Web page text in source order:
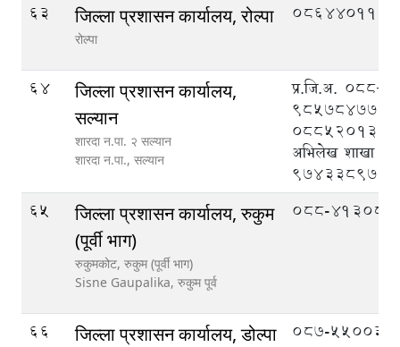
63
जिल्ला प्रशासन कार्यालय, रोल्पा
रोल्पा
086440110
64
जिल्ला प्रशासन कार्यालय,
सल्यान
शारदा न.पा. २ सल्यान
शारदा न.पा., सल्यान
प्र.जि.अ.
०८८५२०१३४,
अभिलेख शाखा
९७४३३८९७३६
65
जिल्ला प्रशासन कार्यालय, रुकुम
(पूर्वी भाग)
रुकुमकोट, रुकुम (पूर्वी भाग)
Sisne Gaupalika, रुकुम पूर्व
088-413083
66 जिल्ला प्रशासन कार्यालय, डोल्पा 087-550033